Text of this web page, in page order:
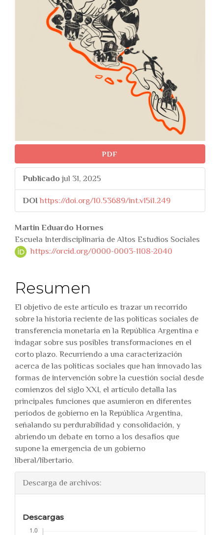
PDF
Publicadojul 31, 2025
DOI https://doi.org/10.53689/int.v15i1.249
Martin Eduardo Hornes
Escuela Interdisciplinaria de Altos Estudios Sociales
https://orcid.org/0000-0003-1108-2040
Resumen
El objetivo de este artículo es trazar un recorrido
sobre la historia reciente de las políticas sociales de
transferencia monetaria en la República Argentina e
indagar sobre sus posibles transformaciones en el
corto plazo. Recurriendo a una caracterización
acerca de las políticas sociales que han innovado las
formas de intervención sobre la cuestión social desde
comienzos del siglo XXI, el artículo detalla las
principales funciones que asumieron en diferentes
períodos de gobierno en la República Argentina,
señalando su perdurabilidad y consolidación, y
abriendo un debate en torno a los desafíos que
supone la emergencia de un gobierno
liberal/libertario.
Descarga de archivos:
Descargas